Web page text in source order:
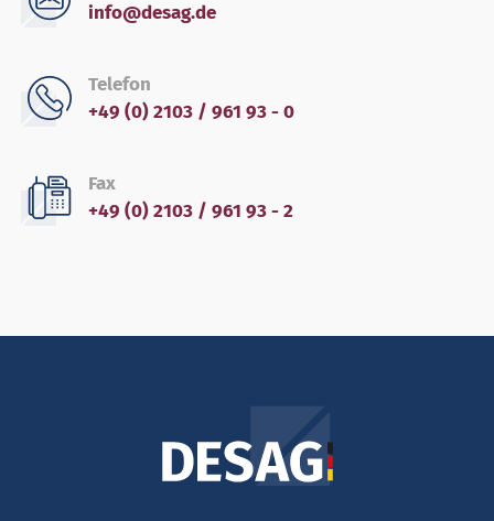
info@desag.de
Telefon
+49 (0) 2103 / 961 93 - 0
Fax
+49 (0) 2103 / 961 93 - 2